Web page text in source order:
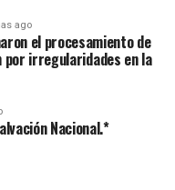
ago
el procesamiento de
por irregularidades en la
Nacional.*